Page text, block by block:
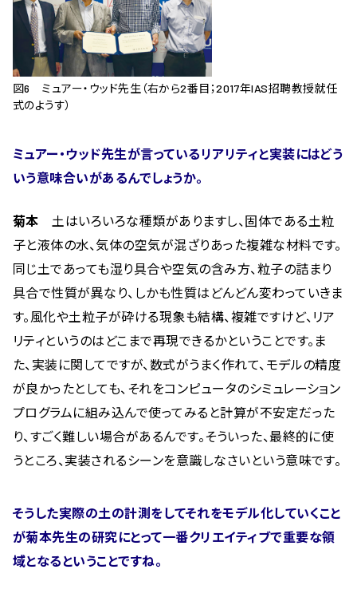
図6 ミュアー・ウッド先生（右から2番目；2017年IAS招聘教授就任
式のようす）
ミュアー・ウッド先生が言っているリアリティと実装にはどう
いう意味合いがあるんでしょうか。
菊本 土はいろいろな種類がありますし、固体である土粒
子と液体の水、気体の空気が混ざりあった複雑な材料です。
同じ土であっても湿り具合や空気の含み方、粒子の詰まり
具合で性質が異なり、しかも性質はどんどん変わっていきま
す。風化や土粒子が砕ける現象も結構、複雑ですけど、リア
リティというのはどこまで再現できるかということです。ま
た、実装に関してですが、数式がうまく作れて、モデルの精度
が良かったとしても、それをコンピュータのシミュレーション
プログラムに組み込んで使ってみると計算が不安定だった
り、すごく難しい場合があるんです。そういった、最終的に使
うところ、実装されるシーンを意識しなさいという意味です。
そうした実際の土の計測をしてそれをモデル化していくこと
が菊本先生の研究にとって一番クリエイティブで重要な領
域となるということですね。